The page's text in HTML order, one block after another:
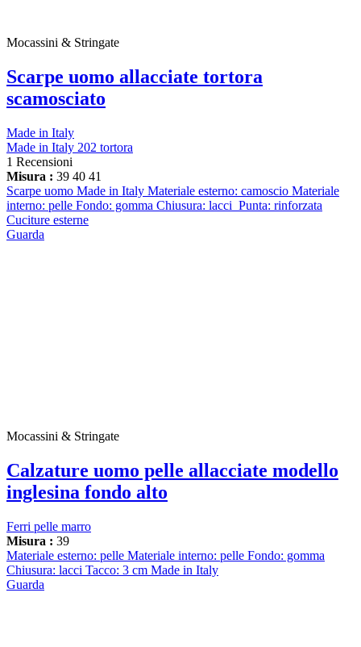
Mocassini & Stringate
Scarpe uomo allacciate tortora
scamosciato
Made in Italy
Made in Italy 202 tortora
1 Recensioni
Misura : 39 40 41
Scarpe uomo Made in Italy Materiale esterno: camoscio Materiale
interno: pelle Fondo: gomma Chiusura: lacci Punta: rinforzata
Cuciture esterne
Guarda
Mocassini & Stringate
Calzature uomo pelle allacciate modello
inglesina fondo alto
Ferri pelle marro
Misura : 39
Materiale esterno: pelle Materiale interno: pelle Fondo: gomma
Chiusura: lacci Tacco: 3 cm Made in Italy
Guarda